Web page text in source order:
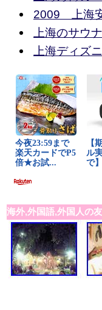
2009 上海
上海のサウ
上海ディズ
海外,外国語,外国人の